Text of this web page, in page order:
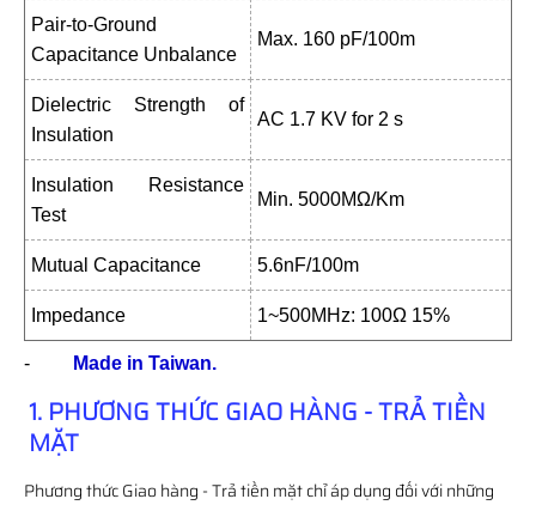
Pair-to-Ground
Capacitance Unbalance
Max. 160 pF/100m
Dielectric Strength of
Insulation
AC 1.7 KV for 2 s
Insulation Resistance
Test
Min. 5000MΩ/Km
Mutual Capacitance 5.6nF/100m
Impedance 1~500MHz: 100Ω 15%
- Made in Taiwan.
1. PHƯƠNG THỨC GIAO HÀNG - TRẢ TIỀN
MẶT
Phương thức Giao hàng - Trả tiền mặt chỉ áp dụng đối với những